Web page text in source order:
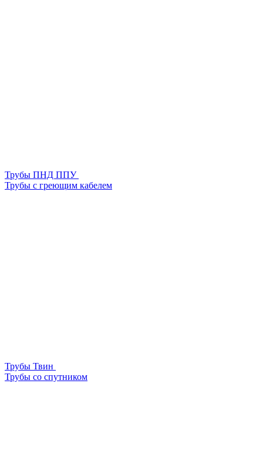
Трубы ПНД ППУ
Трубы с греющим кабелем
Трубы Твин
Трубы со спутником